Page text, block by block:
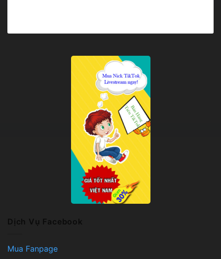
Dịch Vụ Facebook
Mua Fanpage